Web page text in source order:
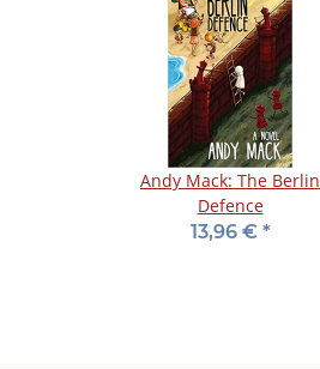
Andy Mack: The Berlin
Defence
13,96 € *